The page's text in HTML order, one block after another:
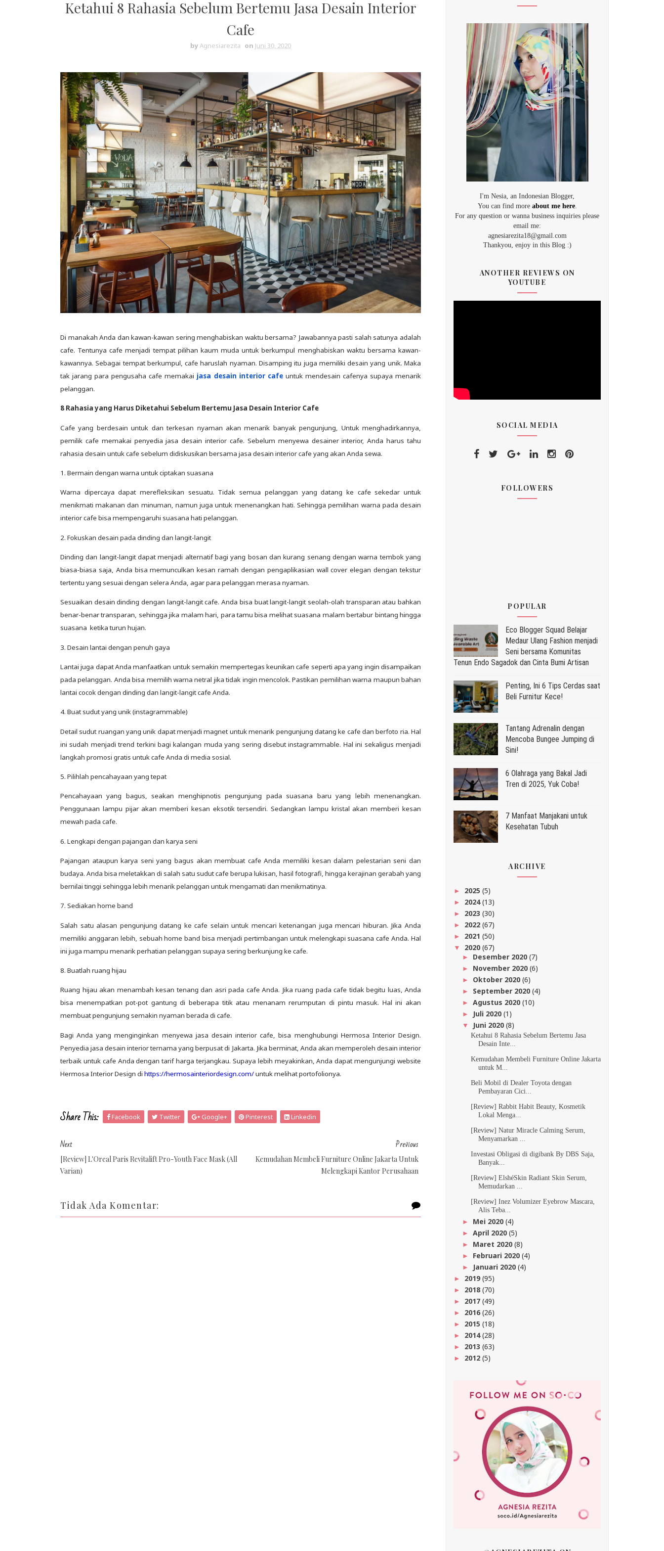
Ketahui 8 Rahasia Sebelum Bertemu Jasa Desain Interior
Cafe
byAgnesiarezita on Juni 30, 2020
Di manakah Anda dan kawan-kawan sering menghabiskan waktu bersama? Jawabannya pasti salah satunya adalah
cafe. Tentunya cafe menjadi tempat pilihan kaum muda untuk berkumpul menghabiskan waktu bersama kawan-
kawannya. Sebagai tempat berkumpul, cafe haruslah nyaman. Disamping itu juga memiliki desain yang unik. Maka
tak jarang para pengusaha cafe memakai jasa desain interior cafeuntuk mendesain cafenya supaya menarik
pelanggan.
8 Rahasia yang Harus Diketahui Sebelum Bertemu Jasa Desain Interior Cafe
Cafe yang berdesain untuk dan terkesan nyaman akan menarik banyak pengunjung, Untuk menghadirkannya,
pemilik cafe memakai penyedia jasa desain interior cafe. Sebelum menyewa desainer interior, Anda harus tahu
rahasia desain untuk cafe sebelum didiskusikan bersama jasa desain interior cafe yang akan Anda sewa.
1. Bermain dengan warna untuk ciptakan suasana
Warna dipercaya dapat merefleksikan sesuatu. Tidak semua pelanggan yang datang ke cafe sekedar untuk
menikmati makanan dan minuman, namun juga untuk menenangkan hati. Sehingga pemilihan warna pada desain
interior cafe bisa mempengaruhi suasana hati pelanggan.
2. Fokuskan desain pada dinding dan langit-langit
Dinding dan langit-langit dapat menjadi alternatif bagi yang bosan dan kurang senang dengan warna tembok yang
biasa-biasa saja, Anda bisa memunculkan kesan ramah dengan pengaplikasian wall cover elegan dengan tekstur
tertentu yang sesuai dengan selera Anda, agar para pelanggan merasa nyaman.
Sesuaikan desain dinding dengan langit-langit cafe. Anda bisa buat langit-langit seolah-olah transparan atau bahkan
benar-benar transparan, sehingga jika malam hari, para tamu bisa melihat suasana malam bertabur bintang hingga
suasana ketika turun hujan.
3. Desain lantai dengan penuh gaya
Lantai juga dapat Anda manfaatkan untuk semakin mempertegas keunikan cafe seperti apa yang ingin disampaikan
pada pelanggan. Anda bisa memilih warna netral jika tidak ingin mencolok. Pastikan pemilihan warna maupun bahan
lantai cocok dengan dinding dan langit-langit cafe Anda.
4. Buat sudut yang unik (instagrammable)
Detail sudut ruangan yang unik dapat menjadi magnet untuk menarik pengunjung datang ke cafe dan berfoto ria. Hal
ini sudah menjadi trend terkini bagi kalangan muda yang sering disebut instagrammable. Hal ini sekaligus menjadi
langkah promosi gratis untuk cafe Anda di media sosial.
5. Pilihlah pencahayaan yang tepat
Pencahayaan yang bagus, seakan menghipnotis pengunjung pada suasana baru yang lebih menenangkan.
Penggunaan lampu pijar akan memberi kesan eksotik tersendiri. Sedangkan lampu kristal akan memberi kesan
mewah pada cafe.
6. Lengkapi dengan pajangan dan karya seni
Pajangan ataupun karya seni yang bagus akan membuat cafe Anda memiliki kesan dalam pelestarian seni dan
budaya. Anda bisa meletakkan di salah satu sudut cafe berupa lukisan, hasil fotografi, hingga kerajinan gerabah yang
bernilai tinggi sehingga lebih menarik pelanggan untuk mengamati dan menikmatinya.
7. Sediakan home band
Salah satu alasan pengunjung datang ke cafe selain untuk mencari ketenangan juga mencari hiburan. Jika Anda
memiliki anggaran lebih, sebuah home band bisa menjadi pertimbangan untuk melengkapi suasana cafe Anda. Hal
ini juga mampu menarik perhatian pelanggan supaya sering berkunjung ke cafe.
8. Buatlah ruang hijau
Ruang hijau akan menambah kesan tenang dan asri pada cafe Anda. Jika ruang pada cafe tidak begitu luas, Anda
bisa menempatkan pot-pot gantung di beberapa titik atau menanam rerumputan di pintu masuk. Hal ini akan
membuat pengunjung semakin nyaman berada di cafe.
Bagi Anda yang menginginkan menyewa jasa desain interior cafe, bisa menghubungi Hermosa Interior Design.
Penyedia jasa desain interior ternama yang berpusat di Jakarta. Jika berminat, Anda akan memperoleh desain interior
terbaik untuk cafe Anda dengan tarif harga terjangkau. Supaya lebih meyakinkan, Anda dapat mengunjungi website
Hermosa Interior Design di https://hermosainteriordesign.com/untuk melihat portofolionya.
Share This: Facebook Twitter Google+ Pinterest Linkedin
Next
[Review] L'Oreal Paris Revitalift Pro-Youth Face Mask (All
Varian)
Previous
Kemudahan Membeli Furniture Online Jakarta Untuk
Melengkapi Kantor Perusahaan
Tidak Ada Komentar:
I'm Nesia, an Indonesian Blogger,
You can find more about me here.
For any question or wanna business inquiries please
email me:
agnesiarezita18@gmail.com
Thankyou, enjoy in this Blog :)
ANOTHER REVIEWS ON
YOUTUBE
SOCIAL MEDIA
FOLLOWERS
POPULAR
Eco Blogger Squad Belajar
Medaur Ulang Fashion menjadi
Seni bersama Komunitas
Tenun Endo Sagadok dan Cinta Bumi Artisan
Penting, Ini 6 Tips Cerdas saat
Beli Furnitur Kece!
Tantang Adrenalin dengan
Mencoba Bungee Jumping di
Sini!
6 Olahraga yang Bakal Jadi
Tren di 2025, Yuk Coba!
7 Manfaat Manjakani untuk
Kesehatan Tubuh
ARCHIVE
► 2025 (5)
► 2024(13)
► 2023 (30)
► 2022 (67)
► 2021 (50)
▼ 2020 (67)
► Desember 2020 (7)
► November 2020 (6)
► Oktober 2020 (6)
► September 2020 (4)
► Agustus 2020 (10)
► Juli 2020 (1)
▼ Juni 2020 (8)
Ketahui 8 Rahasia Sebelum Bertemu Jasa
Desain Inte...
Kemudahan Membeli Furniture Online Jakarta
untuk M...
Beli Mobil di Dealer Toyota dengan
Pembayaran Cici...
[Review] Rabbit Habit Beauty, Kosmetik
Lokal Menga...
[Review] Natur Miracle Calming Serum,
Menyamarkan ...
Investasi Obligasi di digibank By DBS Saja,
Banyak...
[Review] ElshéSkin Radiant Skin Serum,
Memudarkan ...
[Review] Inez Volumizer Eyebrow Mascara,
Alis Teba...
► Mei 2020 (4)
► April 2020 (5)
► Maret 2020 (8)
► Februari 2020 (4)
► Januari 2020 (4)
► 2019(95)
► 2018 (70)
► 2017 (49)
► 2016(26)
► 2015 (18)
► 2014(28)
► 2013 (63)
► 2012 (5)